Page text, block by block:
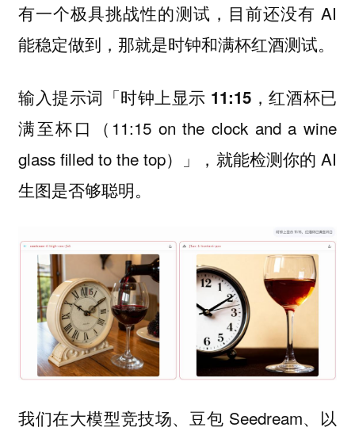
有一个极具挑战性的测试，目前还没有 AI
能稳定做到，那就是时钟和满杯红酒测试。
输入提示词「时钟上显示 11:15，红酒杯已
满至杯口
（11:15 on the clock and a wine
glass filled to the top）」，就能检测你的 AI
生图是否够聪明。
我们在大模型竞技场、豆包 Seedream、以